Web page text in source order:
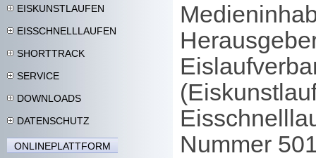
EISKUNSTLAUFEN
EISSCHNELLLAUFEN
SHORTTRACK
SERVICE
DOWNLOADS
DATENSCHUTZ
ONLINEPLATTFORM
Nummer